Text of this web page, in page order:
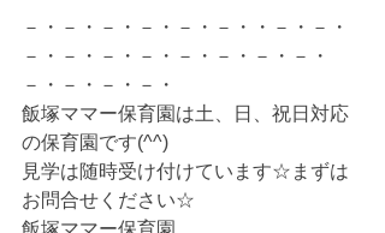
－・－・－・－・－・－・・－・－・
－・－・－・－・－・－・－・－・
－・－・－・－・
飯塚ママー保育園は土、日、祝日対応
の保育園です(^^)
見学は随時受け付けています☆まずは
お問合せください☆